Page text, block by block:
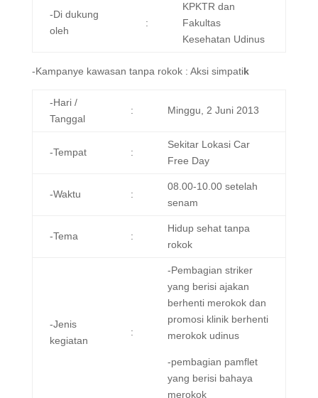
-Di dukung
oleh
:
KPKTR dan
Fakultas
Kesehatan Udinus
-Kampanye kawasan tanpa rokok : Aksi simpatik
-Hari /
Tanggal
: Minggu, 2 Juni 2013
-Tempat :
Sekitar Lokasi Car
Free Day
-Waktu :
08.00-10.00 setelah
senam
-Tema :
Hidup sehat tanpa
rokok
-Jenis
kegiatan
:
-Pembagian striker
yang berisi ajakan
berhenti merokok dan
promosi klinik berhenti
merokok udinus
-pembagian pamflet
yang berisi bahaya
merokok